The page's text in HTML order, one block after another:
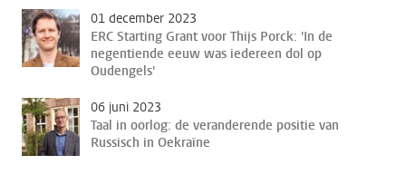
01 december 2023
ERC Starting Grant voor Thijs Porck: 'In de
negentiende eeuw was iedereen dol op
Oudengels'
06 juni 2023
Taal in oorlog: de veranderende positie van
Russisch in Oekraïne